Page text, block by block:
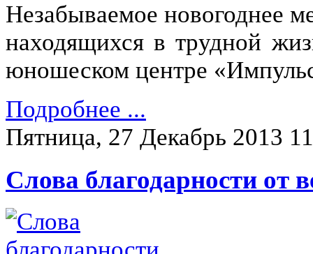
Незабываемое новогоднее
находящихся в трудной
юношеском центре
Подробнее ...
Пятница, 27 Декабрь 2013
Слова благодарности от